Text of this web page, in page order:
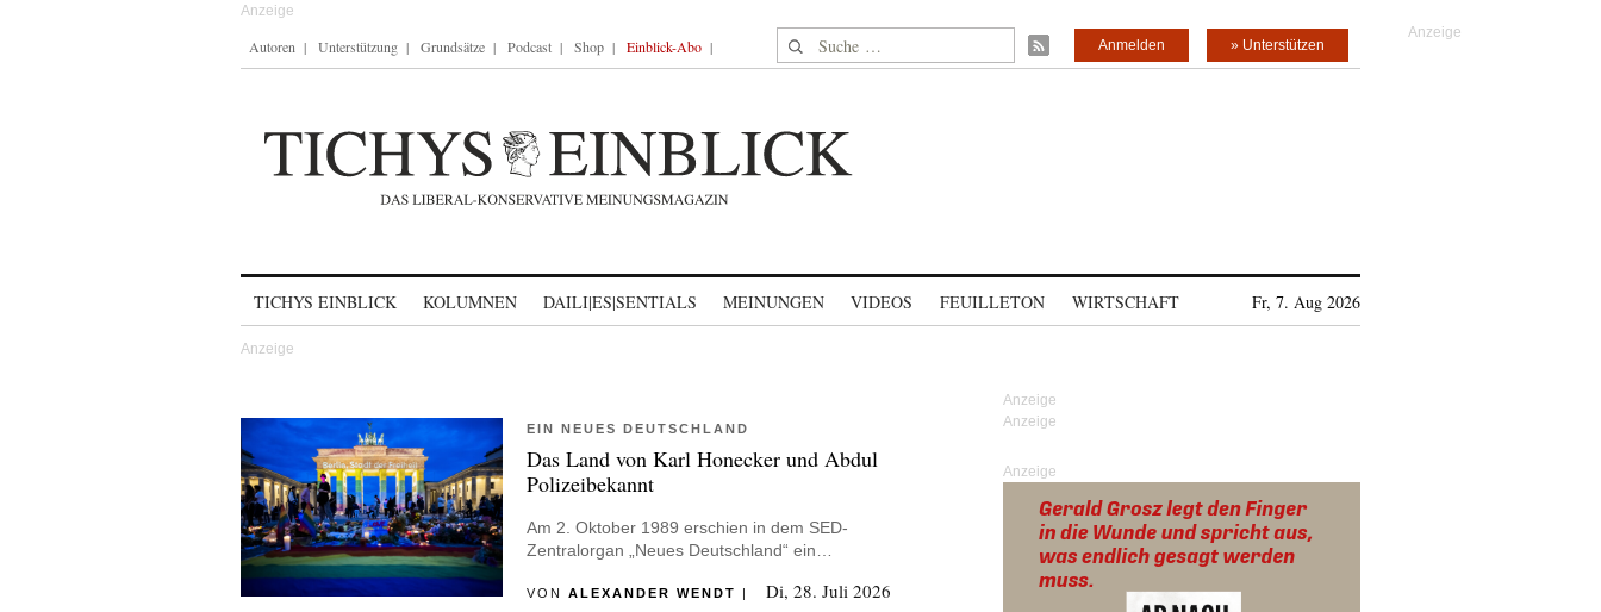
Autoren Unterstützung Grundsätze Podcast Shop Einblick-Abo Suche nach: » Unterstützen
Anmelden
TICHYS EINBLICK KOLUMNEN DAILI|ES|SENTIALS MEINUNGEN VIDEOS FEUILLETON WIRTSCHAFT Fr, 7. Aug 2026
EIN NEUES DEUTSCHLAND
Das Land von Karl Honecker und Abdul
Polizeibekannt
Am 2. Oktober 1989 erschien in dem SED-
Zentralorgan „Neues Deutschland“ ein…
VON ALEXANDER WENDT | Di, 28. Juli 2026
Anzeige